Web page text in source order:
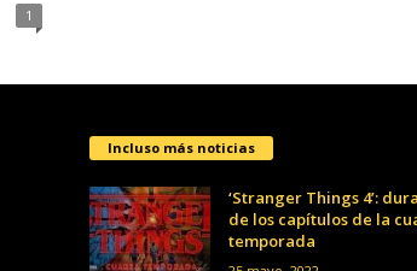
1
Incluso más noticias
‘Stranger Things 4’:
de los capítulos de la
temporada